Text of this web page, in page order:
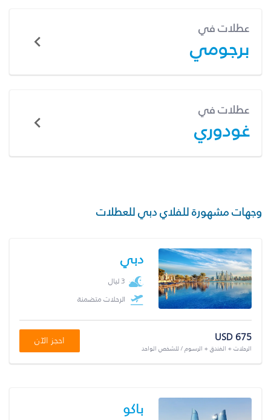
عطلات في
برجومي
عطلات في
غودوري
وجهات مشهورة للفلاي دبي للعطلات
دبي
3 ليال
الرحلات متضمنة
USD 675
الرحلات + الفندق + الرسوم / للشخص الواحد
احجز الآن
باكو